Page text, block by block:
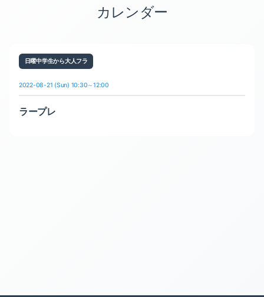
カレンダー
日曜中学生から大人フラ
2022-08-21 (Sun) 10:30～12:00
ラープレ